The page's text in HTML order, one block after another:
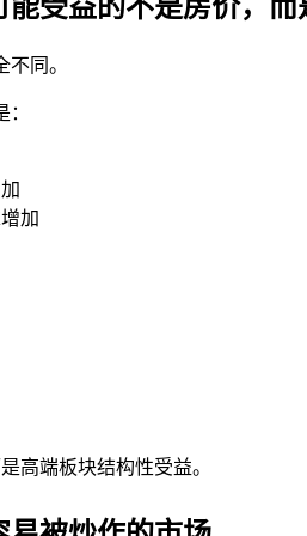
能受益的不是房价，
同。
加
高端板块结构性受益。